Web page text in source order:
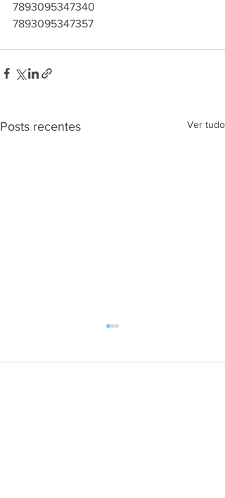
7893095347340
7893095347357
Posts recentes Ver tudo